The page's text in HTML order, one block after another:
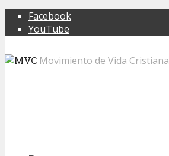
Facebook
YouTube
Movimiento de Vida Cristiana